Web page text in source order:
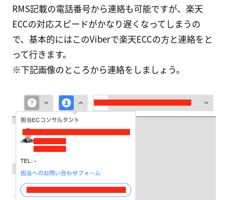
RMS記載の電話番号から連絡も可能ですが、楽天
ECCの対応スピードがかなり遅くなってしまうの
で、基本的にはこのViberで楽天ECCの方と連絡をと
って行きます。
※下記画像のところから連絡をしましょう。